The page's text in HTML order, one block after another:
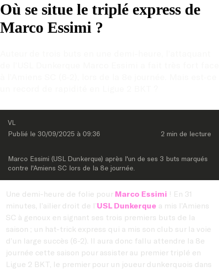
Où se situe le triplé express de
Marco Essimi ?
VL
Publié le 30/09/2025 à 09:36 2 min de lecture
Marco Essimi (USL Dunkerque) après l'un de ses 3 buts marqués
contre l'Amiens SC lors de la 8e journée.
Une demi-heure de folie pour Marco Essimi ! En 31
minutes, l’ailier droit de l’USL Dunkerque a mis l’Amiens
SC à genoux en signant ses trois premiers buts de la
saison ; un hat-trick express qui a mis son club sur la voie
d’un large succès (6-2). Il aura donc fallu attendre la 8e
journée cette saison pour assister au premier triplé en
Ligue 2 BKT, le premier pour un joueur dunkerquois dans